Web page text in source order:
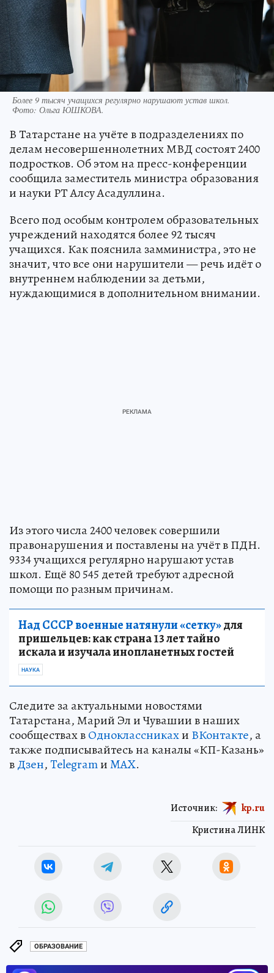
Более 9 тысяч учащихся регулярно нарушают устав школ.
Фото: Ольга ЮШКОВА.
В Татарстане на учёте в подразделениях по
делам несовершеннолетних МВД состоят 2400
подростков. Об этом на пресс-конференции
сообщила заместитель министра образования
и науки РТ Алсу Асадуллина.
Всего под особым контролем образовательных
учреждений находятся более 92 тысяч
учащихся. Как пояснила замминистра, это не
значит, что все они нарушители — речь идёт о
внутреннем наблюдении за детьми,
нуждающимися в дополнительном внимании.
Из этого числа 2400 человек совершили
правонарушения и поставлены на учёт в ПДН.
9334 учащихся регулярно нарушают устав
школ. Ещё 80 545 детей требуют адресной
помощи по разным причинам.
Над СССР военные натянули «сетку»для
пришельцев: как страна 13 лет тайно
искала и изучала инопланетных гостей
НАУКА
Следите за актуальными новостями
Татарстана, Марий Эл и Чувашии в наших
сообществах вОдноклассникахи ВКонтакте, а
также подписывайтесь на каналы «КП-Казань»
вДзен,TelegramиMAX.
Кристина ЛИНК
Источник: kp.ru
ОБРАЗОВАНИЕ